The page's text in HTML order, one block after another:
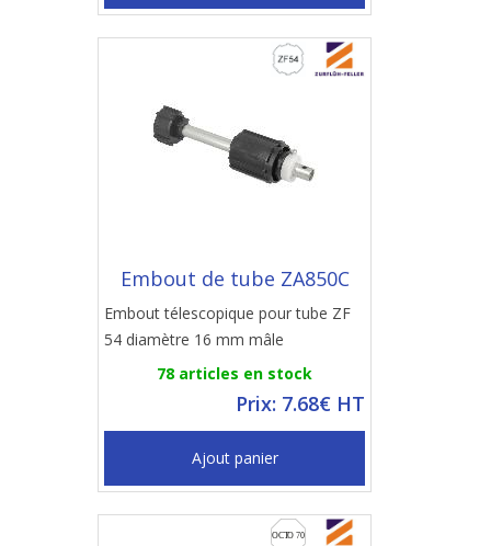
Embout de tube ZA850C
Embout télescopique pour tube ZF
54 diamètre 16 mm mâle
78 articles en stock
Prix: 7.68€ HT
Ajout panier